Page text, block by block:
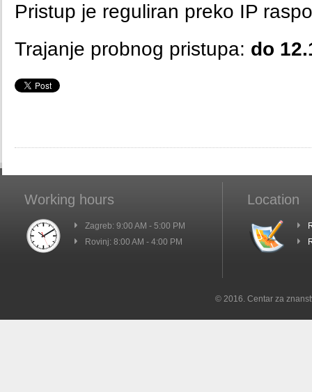
Pristup je reguliran preko IP
Trajanje probnog pristupa: do
Working hours
Zagreb: 9:00 AM - 5:00 PM
Rovinj: 8:00 AM - 4:00 PM
Location
© 2016. Centar za